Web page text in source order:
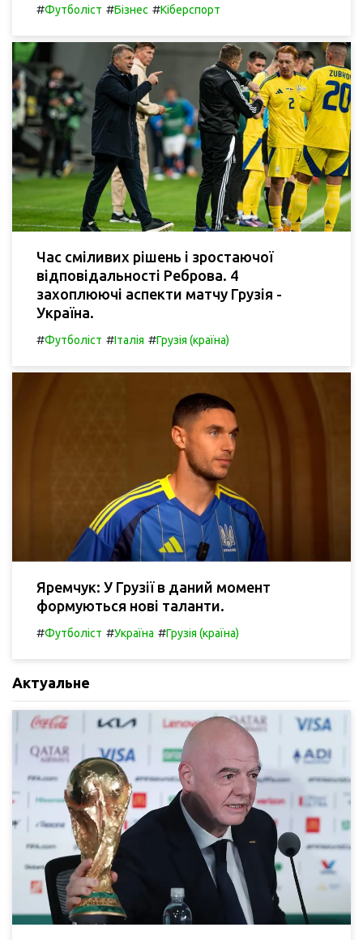
#Футболіст #Бізнес #Кіберспорт
Час сміливих рішень і зростаючої
відповідальності Реброва. 4
захоплюючі аспекти матчу Грузія -
Україна.
#Футболіст #Італія #Грузія (країна)
Яремчук: У Грузії в даний момент
формуються нові таланти.
#Футболіст #Україна #Грузія (країна)
Актуальне